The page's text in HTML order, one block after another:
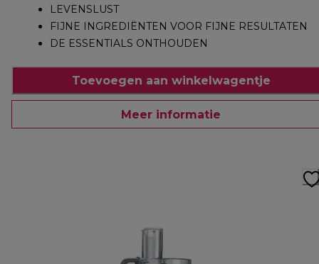
LEVENSLUST
FIJNE INGREDIËNTEN VOOR FIJNE RESULTATEN
DE ESSENTIALS ONTHOUDEN
Toevoegen aan winkelwagentje
Meer informatie